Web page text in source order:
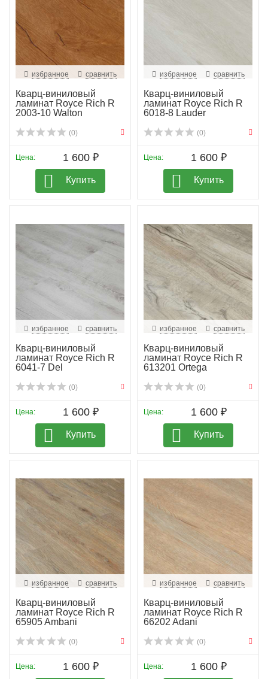
избранное сравнить
Кварц-виниловый
ламинат Royce Rich R
2003-10 Walton
(0)
Цена: 1 600 ₽
Купить
избранное сравнить
Кварц-виниловый
ламинат Royce Rich R
6018-8 Lauder
(0)
Цена: 1 600 ₽
Купить
избранное сравнить
Кварц-виниловый
ламинат Royce Rich R
6041-7 Del
(0)
Цена: 1 600 ₽
Купить
избранное сравнить
Кварц-виниловый
ламинат Royce Rich R
613201 Ortega
(0)
Цена: 1 600 ₽
Купить
избранное сравнить
Кварц-виниловый
ламинат Royce Rich R
65905 Ambani
(0)
Цена: 1 600 ₽
избранное сравнить
Кварц-виниловый
ламинат Royce Rich R
66202 Adani
(0)
Цена: 1 600 ₽